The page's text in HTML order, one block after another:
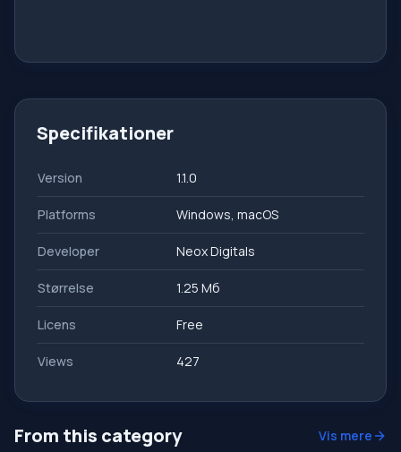
Specifikationer
Version 1.1.0
Platforms Windows, macOS
Developer Neox Digitals
Størrelse 1.25 Мб
Licens Free
Views 427
From this category Vis mere